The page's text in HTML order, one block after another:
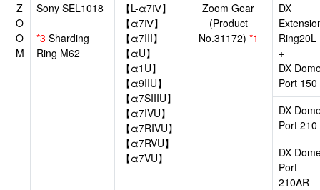
Z
O
O
M
Sony SEL1018
*3 Sharding
Ring M62
【L-α7Ⅳ】
【α7Ⅳ】
【α7III】
【αU】
【α1U】
【α9IIU】
【α7SIIIU】
【α7IVU】
【α7RIVU】
【α7RVU】
【α7VU】
Zoom Gear
(Product
No.31172) *1
DX
Ring20L
+
DX
Port 150
DX
Port 210
DX
Port
210AR